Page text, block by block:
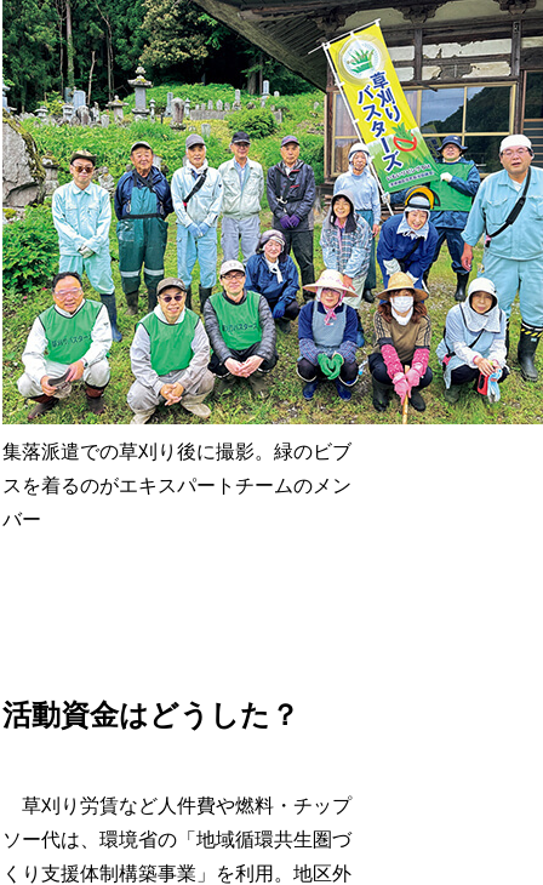
集落派遣での草刈り後に撮影。緑のビブ
スを着るのがエキスパートチームのメン
バー
活動資金はどうした？
草刈り労賃など人件費や燃料・チップ
ソー代は、環境省の「地域循環共生圏づ
くり支援体制構築事業」を利用。地区外